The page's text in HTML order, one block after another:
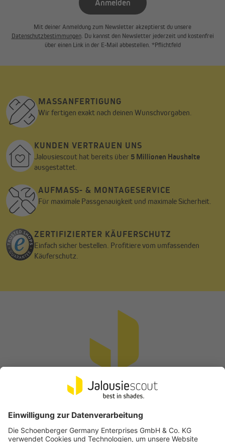
Anmelden
Mit deiner Anmeldung zum Newsletter akzeptierst du unsere
Datenschutzbestimmungen. Du kannst den Newsletter jederzeit und kostenfrei
über einen Link in der E-Mail abbestellen. *Pflichtfeld
MASSANFERTIGUNG
Wir fertigen exakt nach deinen Wunschvorgaben.
KUNDEN VERTRAUEN UNS
Jalousiescout hat bereits über 5 Millionen Haushalte
ausgestattet.
AUFMASS- & MONTAGESERVICE
Für maximale Passgenauigkeit und maximale Sicherheit.
ZERTIFIZIERTER KÄUFERSCHUTZ
Einfach sicher bestellen. Profitiere vom umfassenden
Käuferschutz.
Vertrag widerrufen